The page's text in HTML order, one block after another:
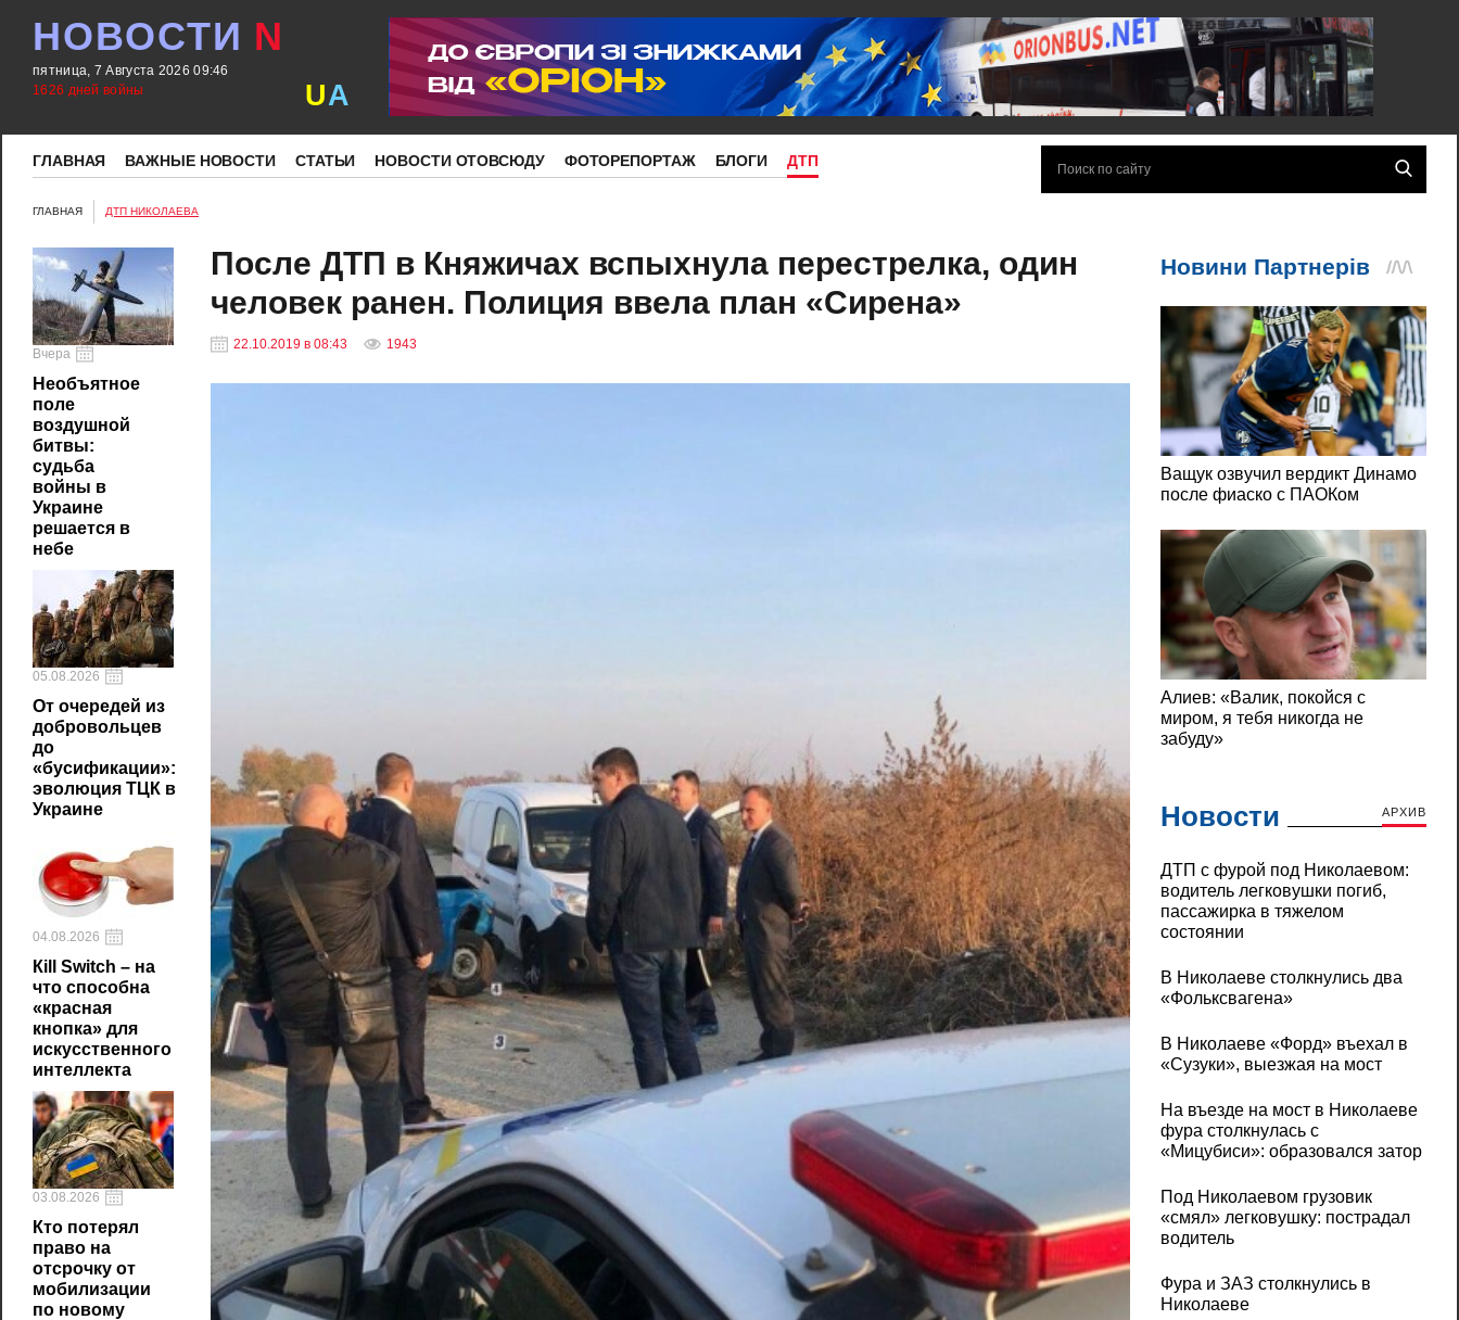
НОВОСТИ N
пятница, 7 Августа 2026 09:46
1626 дней войны
UA
ГЛАВНАЯ ВАЖНЫЕ НОВОСТИ СТАТЬИ НОВОСТИ ОТОВСЮДУ ФОТОРЕПОРТАЖ БЛОГИ ДТП
ГЛАВНАЯ ДТП НИКОЛАЕВА
Вчера
Необъятное
поле
воздушной
битвы:
судьба
войны в
Украине
решается в
небе
05.08.2026
От очередей из
добровольцев
до
«бусификации»:
эволюция ТЦК в
Украине
04.08.2026
Кill Switch – на
что способна
«красная
кнопка» для
искусственного
интеллекта
03.08.2026
Кто потерял
право на
отсрочку от
мобилизации
по новому
После ДТП в Княжичах вспыхнула перестрелка, один
человек ранен. Полиция ввела план «Сирена»
22.10.2019 в 08:43 1943
Новости АРХИВ
ДТП с фурой под Николаевом:
водитель легковушки погиб,
пассажирка в тяжелом
состоянии
В Николаеве столкнулись два
«Фольксвагена»
В Николаеве «Форд» въехал в
«Сузуки», выезжая на мост
На въезде на мост в Николаеве
фура столкнулась с
«Мицубиси»: образовался затор
Под Николаевом грузовик
«смял» легковушку: пострадал
водитель
Фура и ЗАЗ столкнулись в
Николаеве